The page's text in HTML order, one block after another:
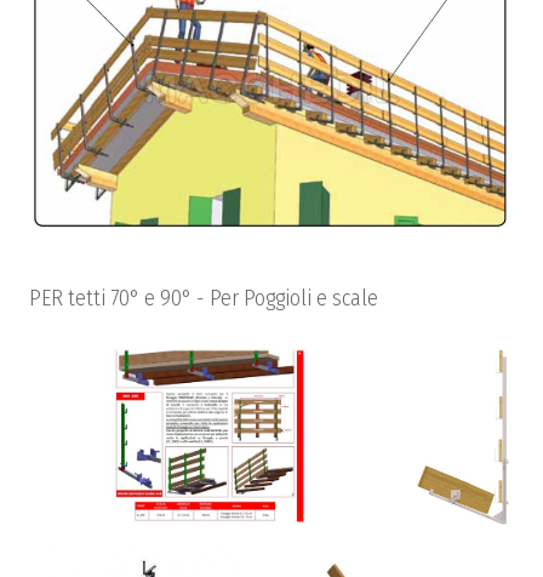
PER tetti 70° e 90° - Per Poggioli e scale